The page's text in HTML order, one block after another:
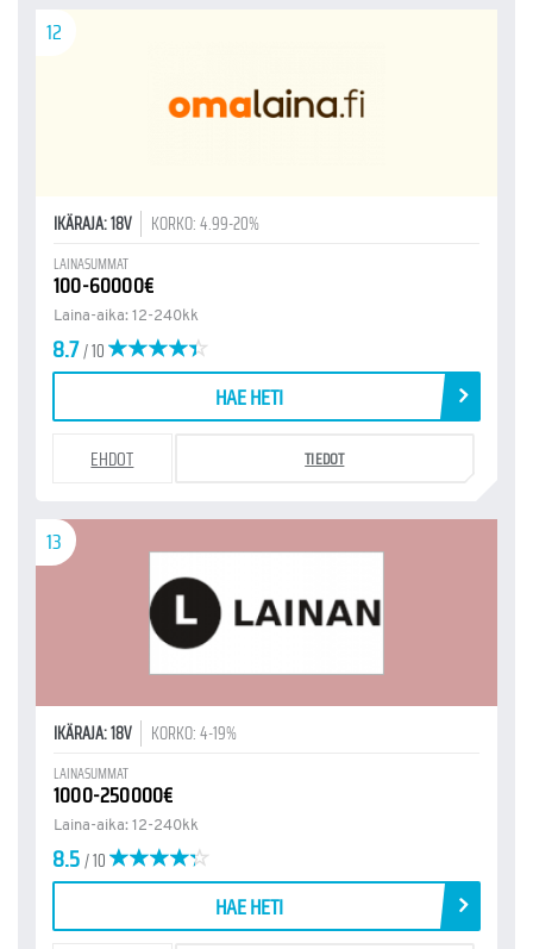
12
IKÄRAJA: 18V KORKO: 4.99-20%
LAINASUMMAT
100-60000€
Laina-aika: 12-240kk
8.7/ 10
HAE HETI
EHDOT TIEDOT
13
IKÄRAJA: 18V KORKO: 4-19%
LAINASUMMAT
1000-250000€
Laina-aika: 12-240kk
8.5/ 10
HAE HETI